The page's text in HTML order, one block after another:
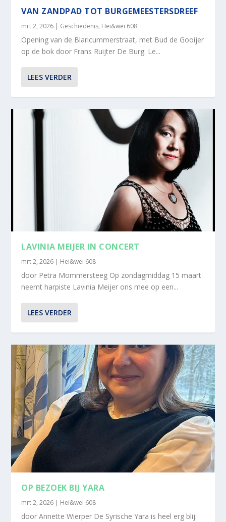
VAN ZANDPAD TOT BURGEMEESTERSDREEF
mrt 2, 2026 | Geschiedenis, Hei&wei 608
Opening van de Blaricummerstraat, met Bud de Gooijer
op de bok door Frans Ruijter De Burg. Le...
LEES VERDER
LAVINIA MEIJER IN CONCERT
mrt 2, 2026 | Hei&wei 608
door Petra Mommersteeg Op zondagmiddag 15 maart
neemt harpiste Lavinia Meijer ons mee op een...
LEES VERDER
OP BEZOEK BIJ YARA
mrt 2, 2026 | Hei&wei 608
door Annette Wierper De Syrische Yara is heel erg blij: